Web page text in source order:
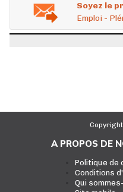
Soyez le
Emploi -
A PROPOS DE
Politique de
Conditions
Qui